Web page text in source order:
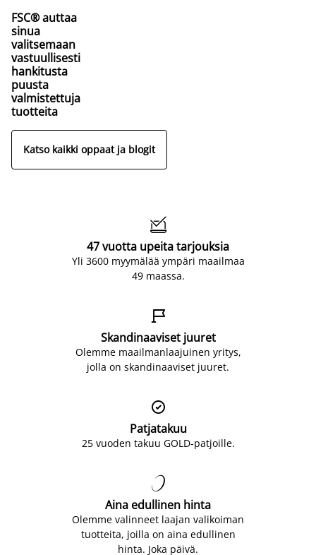
FSC® auttaa
sinua
valitsemaan
vastuullisesti
hankitusta
puusta
valmistettuja
tuotteita
Katso kaikki oppaat ja blogit

47 vuotta upeita tarjouksia
Yli 3600 myymälää ympäri maailmaa
49 maassa.

Skandinaaviset juuret
Olemme maailmanlaajuinen yritys,
jolla on skandinaaviset juuret.

Patjatakuu
25 vuoden takuu GOLD-patjoille.

Aina edullinen hinta
Olemme valinneet laajan valikoiman
tuotteita, joilla on aina edullinen
hinta. Joka päivä.